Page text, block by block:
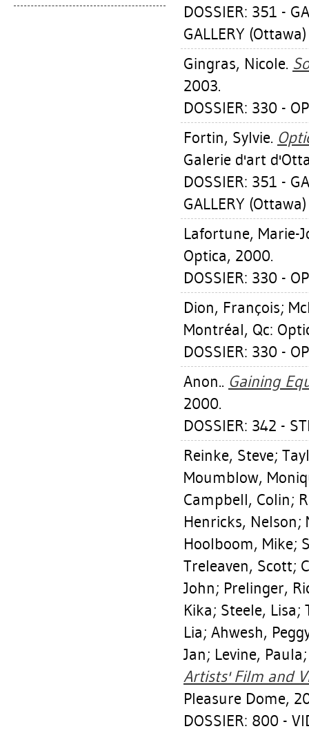
DOSSIER: 351 -
GALLERY (Ottawa)
Gingras, Nicole.
2003.
DOSSIER: 330 -
Fortin, Sylvie.
Galerie d'art
DOSSIER: 351 -
GALLERY (Ottawa)
Lafortune, Marie-
Optica, 2000.
DOSSIER: 330 -
Dion, François;
Montréal, Qc:
DOSSIER: 330 -
Anon.. Gaining
2000.
DOSSIER: 342 -
Reinke, Steve;
Moumblow,
Campbell, Colin;
Henricks, Nelson;
Hoolboom, Mike;
Treleaven, Scott;
John; Prelinger,
Kika; Steele, Lisa;
Lia; Ahwesh,
Jan; Levine, Paula
Artists' Film and
Pleasure Dome,
DOSSIER: 800 -